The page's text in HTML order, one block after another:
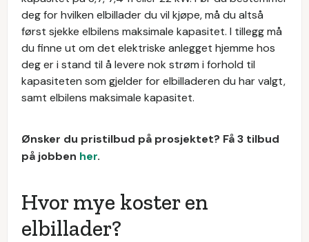
deg for hvilken elbillader du vil kjøpe, må du altså
først sjekke elbilens maksimale kapasitet. I tillegg må
du finne ut om det elektriske anlegget hjemme hos
deg er i stand til å levere nok strøm i forhold til
kapasiteten som gjelder for elbilladeren du har valgt,
samt elbilens maksimale kapasitet.
Ønsker du pristilbud på prosjektet? Få 3 tilbud
på jobben her.
Hvor mye koster en
elbillader?